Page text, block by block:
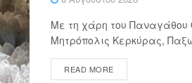
Με τη χάρη του Παναγάθου
Μητρόπολις Κερκύρας,
READ MORE